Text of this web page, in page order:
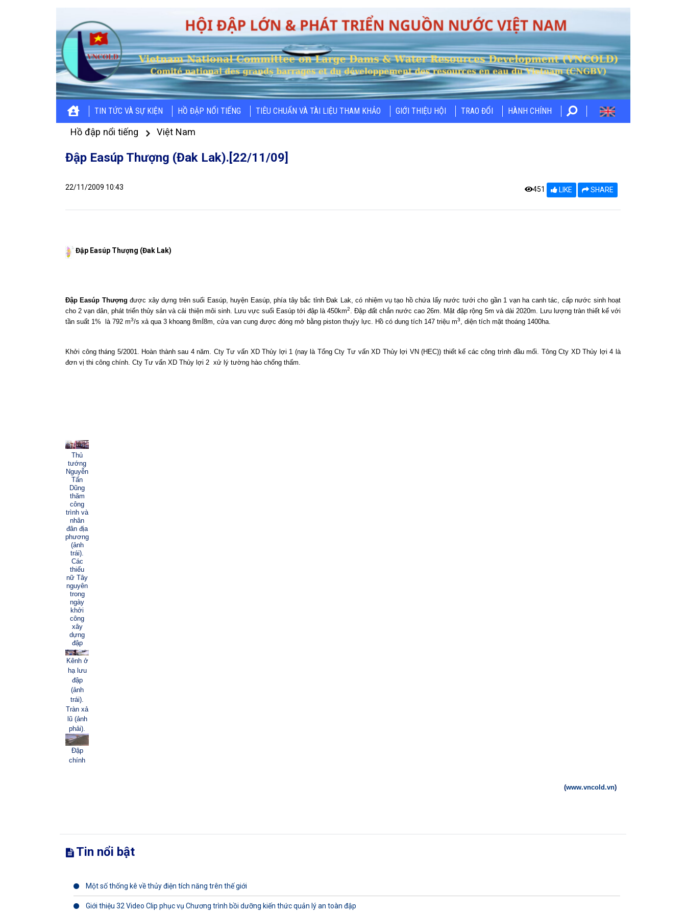
TIN TỨC VÀ SỰ KIỆN HỒ ĐẬP NỔI TIẾNG TIÊU CHUẨN VÀ TÀI LIỆU THAM KHẢO GIỚI THIỆU HỘI TRAO ĐỔI HÀNH CHÍNH
Hồ đập nổi tiếng Việt Nam
Đập Easúp Thượng (Đak Lak).[22/11/09]
22/11/2009 10:43 451 LIKE SHARE
Đập Easúp Thượng (Đak Lak)
Đập Easúp Thượng được xây dựng trên suối Easúp, huyện Easúp, phía tây bắc tỉnh Đak Lak, có nhiệm vụ tạo hồ chứa lấy nước tưới cho gần 1 vạn ha canh tác, cấp nước sinh hoạt
cho 2 vạn dân, phát triển thủy sản và cải thiện môi sinh. Lưu vực suối Easúp tới đập là 450km2. Đập đất chắn nước cao 26m. Mặt đập rộng 5m và dài 2020m. Lưu lượng tràn thiết kế với
tần suất 1%
là 792 m3/s xả qua 3 khoang 8mÍ8m, cửa van cung được đóng mở bằng piston thuỷy lực. Hồ có dung tích 147 triệu m3, diện tích mặt thoáng 1400ha.
Khởi công tháng 5/2001. Hoàn thành sau 4 năm. Cty Tư vấn XD Thủy lợi 1 (nay là Tổng Cty Tư vấn XD Thủy lợi VN (HEC)) thiết kế các công trình đầu mối. Tông Cty XD Thủy lợi 4 là
đơn vị thi công chính. Cty Tư vấn XD Thủy lợi 2 xử lý tường hào chống thấm.
Thủ
tướng
Nguyễn
Tấn
Dũng
thăm
công
trình và
nhân
đân địa
phương
(ảnh
trái).
Các
thiếu
nữ Tây
nguyên
trong
ngày
khởi
công
xây
dựng
đập
Kênh ở
hạ lưu
đập
(ảnh
trái).
Tràn xả
lũ (ảnh
phải).
Đập
chính
(www.vncold.vn)
Tin nổi bật
Một số thống kê về thủy điện tích năng trên thế giới
Giới thiệu 32 Video Clip phục vụ Chương trình bồi dưỡng kiến thức quản lý an toàn đập